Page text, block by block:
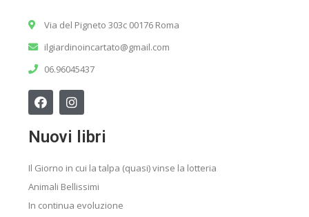
Via del Pigneto 303c 00176 Roma
ilgiardinoincartato@gmail.com
06.96045437
Nuovi libri
Il Giorno in cui la talpa (quasi) vinse la lotteria
Animali Bellissimi
In continua evoluzione